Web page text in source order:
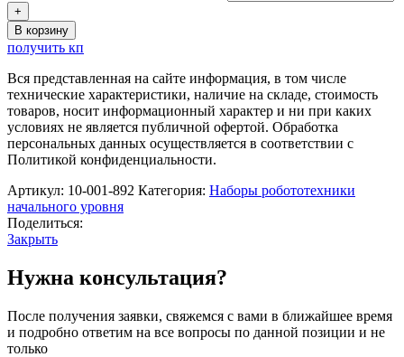
В корзину
получить кп
Вся представленная на сайте информация, в том числе
технические характеристики, наличие на складе, стоимость
товаров, носит информационный характер и ни при каких
условиях не является публичной офертой. Обработка
персональных данных осуществляется в соответствии с
Политикой конфиденциальности.
Артикул: 10-001-892 Категория: Наборы робототехники
начального уровня
Поделиться:
Закрыть
Нужна консультация?
После получения заявки, свяжемся с вами в ближайшее время
и подробно ответим на все вопросы по данной позиции и не
только